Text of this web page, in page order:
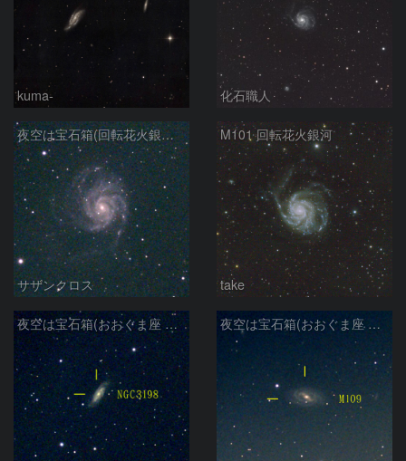
kuma- 化石職人
夜空は宝石箱(回転花火銀河 M101) Seestar50
サザンクロス
M101 回転花火銀河
take
夜空は宝石箱(おおぐま座 NGC3198) Seestar50 夜空は宝石箱(おおぐま座 M109) Seestar50